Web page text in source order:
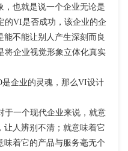
，也就是说一个企业无论是
的VI是否成功，该企业的企
能不能让别人产生深刻而良
将企业视觉形象立体化真实
企业的灵魂，那么VI设计
于一个现代企业来说，就意
让人辨别不清；就意味着它
味着它的产品与服务毫无个